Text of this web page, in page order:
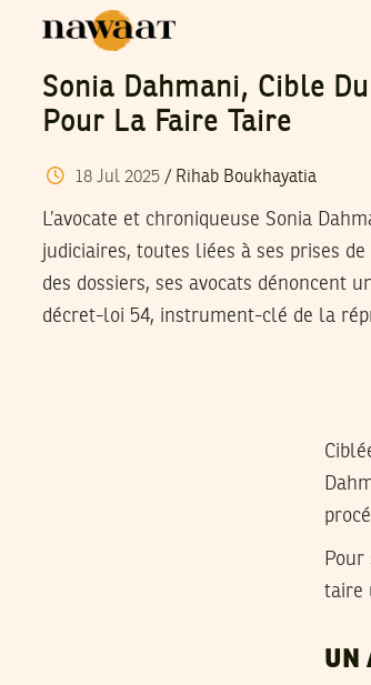
Sonia Dahmani, Cible
Pour La Faire Taire
18 Jul 2025/ Rihab Boukhayatia
L’avocate et chroniqueuse Sonia
judiciaires, toutes liées à ses prises
des dossiers, ses avocats dénoncent
décret-loi 54, instrument-clé de la
taire
UN